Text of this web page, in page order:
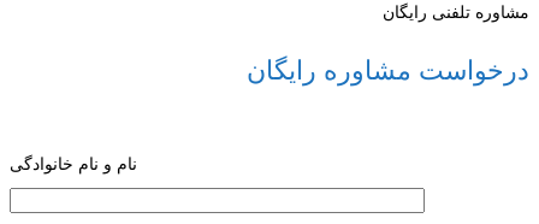
مشاوره تلفنی رایگان
درخواست مشاوره رایگان
نام و نام خانوادگی